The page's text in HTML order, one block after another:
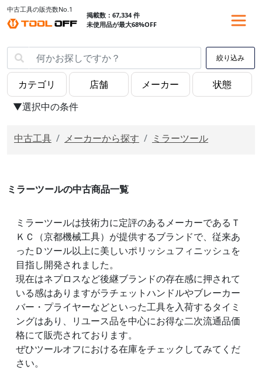
中古工具の販売数No.1
掲載数：67,334 件
未使用品が最大68%OFF
絞り込み
▼選択中の条件
中古工具 メーカーから探す ミラーツール
ミラーツールの中古商品一覧
ミラーツールは技術力に定評のあるメーカーであるＴ
ＫＣ（京都機械工具）が提供するブランドで、従来あ
ったＤツール以上に美しいポリッシュフィニッシュを
目指し開発されました。
現在はネプロスなど後継ブランドの存在感に押されて
いる感はありますがラチェットハンドルやブレーカー
バー・プライヤーなどといった工具を入荷するタイミ
ングはあり、リユース品を中心にお得な二次流通品価
格にて販売されております。
ぜひツールオフにおける在庫をチェックしてみてくだ
さい。